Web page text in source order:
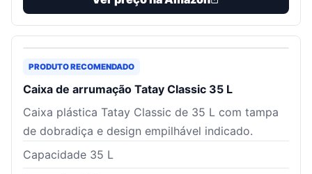
PRODUTO RECOMENDADO
Caixa de arrumação Tatay Classic 35 L
Caixa plástica Tatay Classic de 35 L com tampa
de dobradiça e design empilhável indicado.
Capacidade 35 L